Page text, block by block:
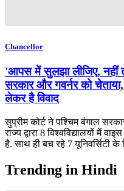
Chancellor
'आपस में सुलझा लीजिए, नहीं
सरकार और गवर्नर को
लेकर है विवाद
सुप्रीम कोर्ट ने पश्चिम बंगाल
राज्य द्वारा 8 विश्वविद्यालयों में
है. साथ ही बच रहे 7 यूनिवर्सिटी के
Trending in Hindi